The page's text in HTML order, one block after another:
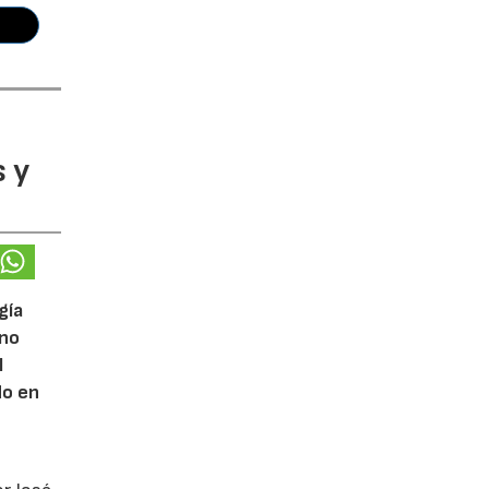
y
en